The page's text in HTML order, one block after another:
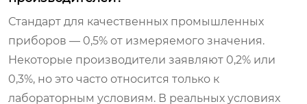
Стандарт для качественных промышленных
приборов — 0,5% от измеряемого значения.
Некоторые производители заявляют 0,2% или
0,3%, но это часто относится только к
лабораторным условиям. В реальных условиях